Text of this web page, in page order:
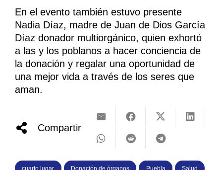
En el evento también estuvo presente
Nadia Díaz, madre de Juan de Dios García
Díaz donador multiorgánico, quien exhortó
a las y los poblanos a hacer conciencia de
la donación y regalar una oportunidad de
una mejor vida a través de los seres que
aman.
Compartir
cuarto lugar Donación de órganos Puebla Salud